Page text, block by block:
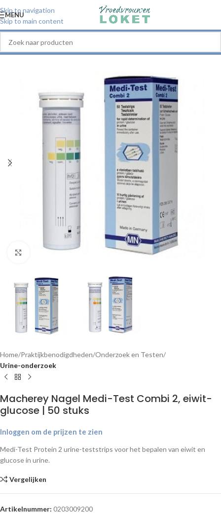
Skip to navigation
Skip to main content
MENU
Klik om te vergroten
Home Praktijkbenodigdheden Onderzoek en Testen
Urine-onderzoek
Macherey Nagel Medi-Test Combi 2, eiwit-
glucose | 50 stuks
Inloggen om de prijzen te zien
Medi-Test Protein 2 urine-teststrips voor het bepalen van eiwit en
glucose in urine.
Vergelijken
Artikelnummer: 0203009200